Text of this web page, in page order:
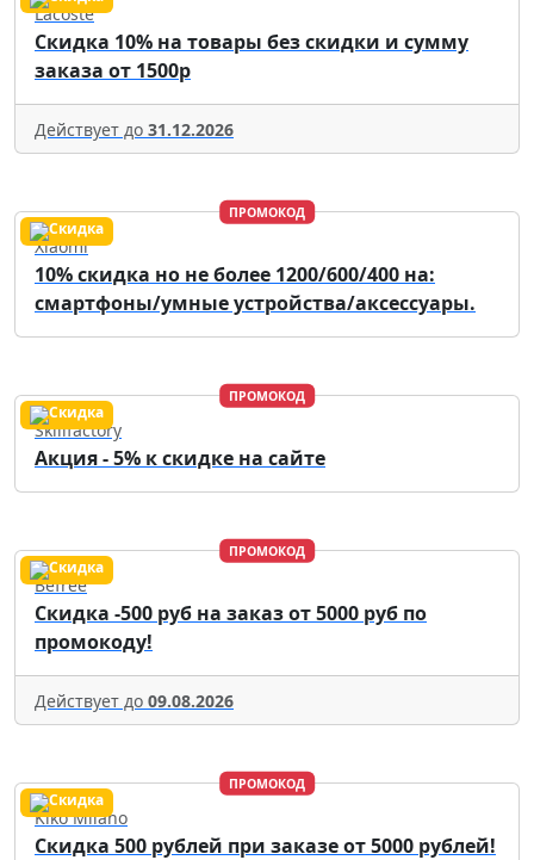
Lacoste
Скидка 10% на товары без скидки и сумму
заказа от 1500р
Действует до 31.12.2026
ПРОМОКОД
Xiaomi
10% скидка но не более 1200/600/400 на:
смартфоны/умные устройства/аксессуары.
ПРОМОКОД
Skillfactory
Акция - 5% к скидке на сайте
ПРОМОКОД
Befree
Скидка -500 руб на заказ от 5000 руб по
промокоду!
Действует до 09.08.2026
ПРОМОКОД
Kiko Milano
Скидка 500 рублей при заказе от 5000 рублей!